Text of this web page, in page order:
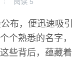
布，便迅速吸引
个熟悉的名字，
些背后，蕴藏着